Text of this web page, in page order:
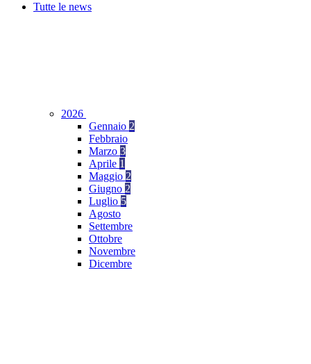
Tutte le news
2026
Gennaio 2
Febbraio
Marzo 3
Aprile 1
Maggio 2
Giugno 2
Luglio 5
Agosto
Settembre
Ottobre
Novembre
Dicembre